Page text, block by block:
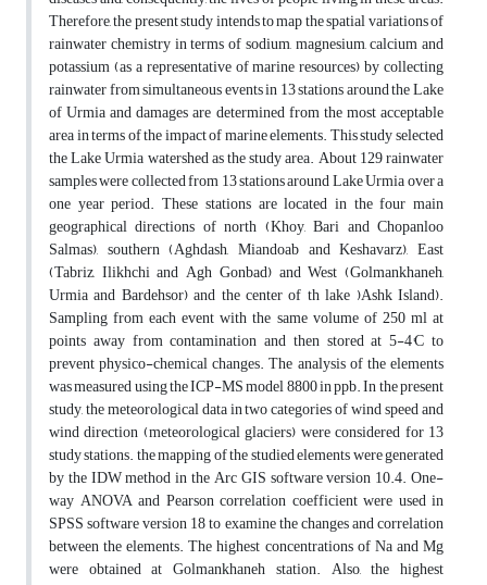
Therefore, the present study intends to map the spatial variations of
rainwater chemistry in terms of sodium, magnesium, calcium and
potassium (as a representative of marine resources) by collecting
rainwater from simultaneous events in 13 stations around the Lake
of Urmia and damages are determined from the most acceptable
area in terms of the impact of marine elements. This study selected
the Lake Urmia watershed as the study area. About 129 rainwater
samples were collected from 13 stations around Lake Urmia over a
one year period. These stations are located in the four main
geographical directions of north (Khoy, Bari and Chopanloo
Salmas), southern (Aghdash, Miandoab and Keshavarz), East
(Tabriz, Ilikhchi and Agh Gonbad) and West (Golmankhaneh,
Urmia and Bardehsor) and the center of th lake )Ashk Island).
Sampling from each event with the same volume of 250 ml at
points away from contamination and then stored at 5-4°C to
prevent physico-chemical changes. The analysis of the elements
was measured using the ICP-MS model 8800 in ppb. In the present
study, the meteorological data in two categories of wind speed and
wind direction (meteorological glaciers) were considered for 13
study stations. the mapping of the studied elements were generated
by the IDW method in the Arc GIS software version 10.4. One-
way ANOVA and Pearson correlation coefficient were used in
SPSS software version 18 to examine the changes and correlation
between the elements. The highest concentrations of Na and Mg
were obtained at Golmankhaneh station. Also, the highest